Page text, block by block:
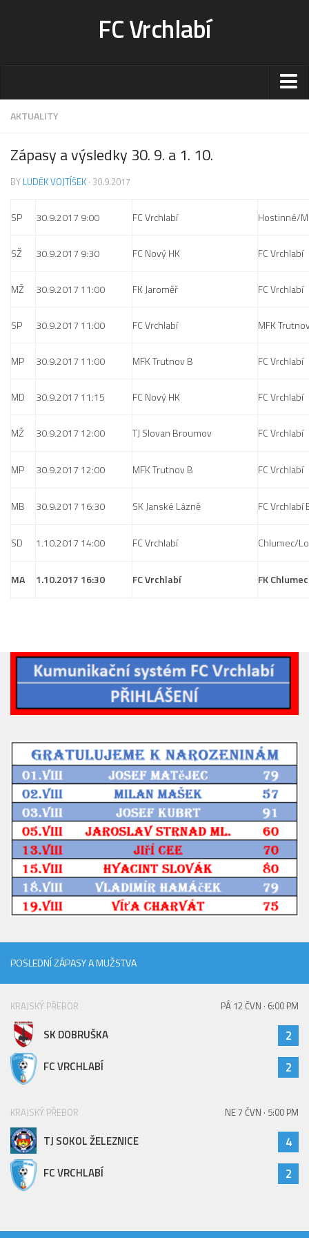
FC Vrchlabí
Stadion
Kontakt-rezervace
Ceník
Kontakt
Dokumenty
Zápasy MA 2026/27
Historie
Zápasy 2024/25
2021/22
2017/18
2015/16
2016/17
Vzkazy
B tým
Zápasy MB 2026/27
Hráči
Realizační tým
Historie MB
Zápasy MB 2025/26
2018/19
Tabulka
St. dorost
Zápasy SD 2026/27
Hráči
Zápasy
Zápasy MD
AKTUALITY
Zápasy a výsledky 30. 9. a 1. 10.
BY LUDĚK VOJTÍŠEK · 30.9.2017
SP 30.9.2017 9:00 FC Vrchlabí Hostinné/
SŽ 30.9.2017 9:30 FC Nový HK FC Vrchlabí
MŽ 30.9.2017 11:00 FK Jaroměř FC Vrchlabí
SP 30.9.2017 11:00 FC Vrchlabí MFK
MP 30.9.2017 11:00 MFK Trutnov B FC Vrchlabí
MD 30.9.2017 11:15 FC Nový HK FC Vrchlabí
MŽ 30.9.2017 12:00 TJ Slovan Broumov FC Vrchlabí
MP 30.9.2017 12:00 MFK Trutnov B FC Vrchlabí
MB 30.9.2017 16:30 SK Janské Lázně FC Vrchlabí
SD 1.10.2017 14:00 FC Vrchlabí Chlumec/
MA 1.10.2017 16:30 FC Vrchlabí FK
POSLEDNÍ ZÁPASY A MUŽSTVA
KRAJSKÝ PŘEBOR PÁ 12 ČVN · 6:00 PM
SK DOBRUŠKA 2
FC VRCHLABÍ 2
KRAJSKÝ PŘEBOR NE 7 ČVN · 5:00 PM
TJ SOKOL ŽELEZNICE 4
FC VRCHLABÍ 2